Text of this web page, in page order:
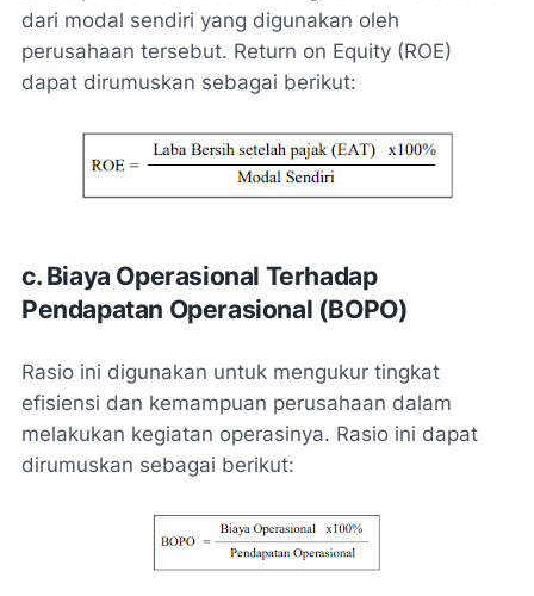
dari modal sendiri yang digunakan oleh
perusahaan tersebut. Return on Equity (ROE)
dapat dirumuskan sebagai berikut:
c. Biaya Operasional Terhadap
Pendapatan Operasional (BOPO)
Rasio ini digunakan untuk mengukur tingkat
efisiensi dan kemampuan perusahaan dalam
melakukan kegiatan operasinya. Rasio ini dapat
dirumuskan sebagai berikut: